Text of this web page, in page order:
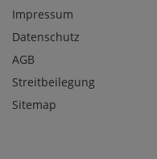
Impressum
Datenschutz
AGB
Streitbeilegung
Sitemap